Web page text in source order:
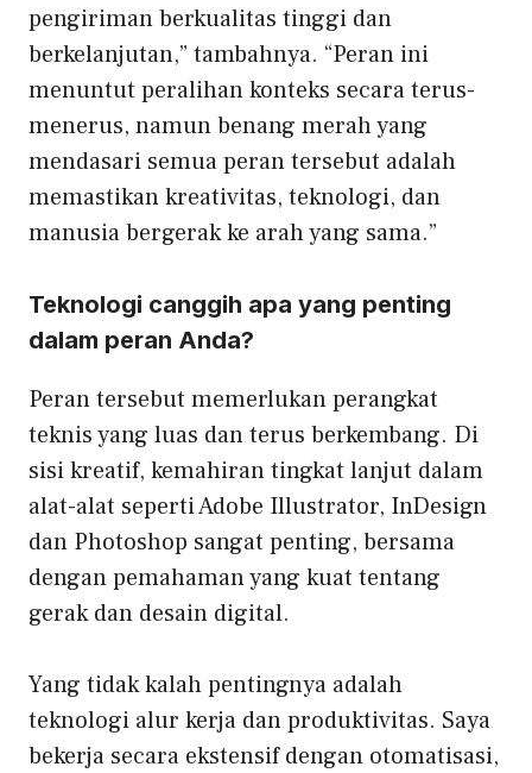
pengiriman berkualitas tinggi dan
berkelanjutan,” tambahnya. “Peran ini
menuntut peralihan konteks secara terus-
menerus, namun benang merah yang
mendasari semua peran tersebut adalah
memastikan kreativitas, teknologi, dan
manusia bergerak ke arah yang sama.”
Teknologi canggih apa yang penting
dalam peran Anda?
Peran tersebut memerlukan perangkat
teknis yang luas dan terus berkembang. Di
sisi kreatif, kemahiran tingkat lanjut dalam
alat-alat seperti Adobe Illustrator, InDesign
dan Photoshop sangat penting, bersama
dengan pemahaman yang kuat tentang
gerak dan desain digital.
Yang tidak kalah pentingnya adalah
teknologi alur kerja dan produktivitas. Saya
bekerja secara ekstensif dengan otomatisasi,